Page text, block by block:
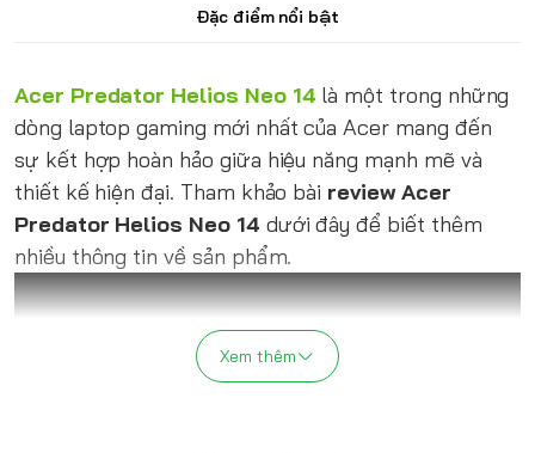
Đặc điểm nổi bật
Acer Predator Helios Neo 14 là một trong những
dòng laptop gaming mới nhất của Acer mang đến
sự kết hợp hoàn hảo giữa hiệu năng mạnh mẽ và
thiết kế hiện đại. Tham khảo bài review Acer
Predator Helios Neo 14 dưới đây để biết thêm
nhiều thông tin về sản phẩm.
Xem thêm